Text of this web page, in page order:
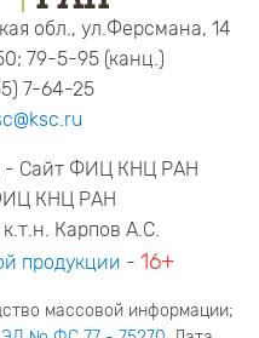
обл., ул.Ферсмана, 14
79-5-95 (канц.)
7-64-25
- Сайт ФИЦ КНЦ РАН
КНЦ РАН
Карпов А.С.
продукции - 16+
массовой информации;